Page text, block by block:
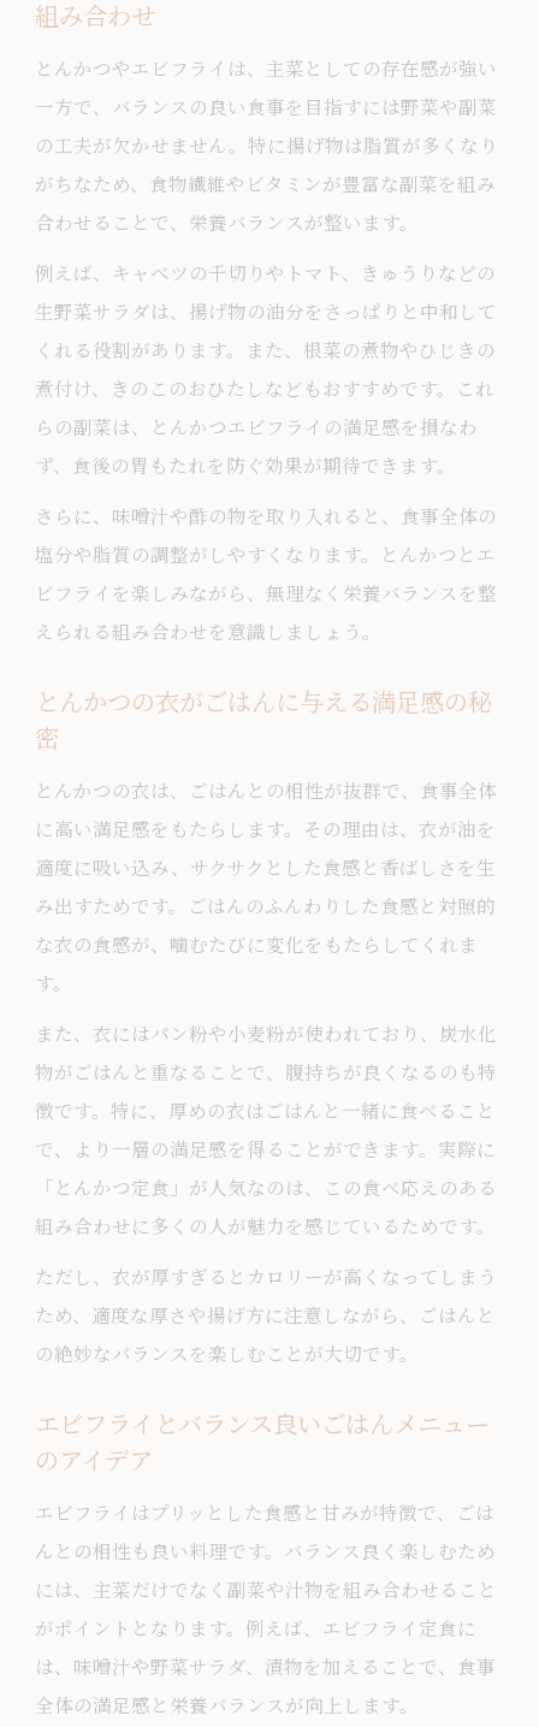
組み合わせ
とんかつやエビフライは、主菜としての存在感が強い
一方で、バランスの良い食事を目指すには野菜や副菜
の工夫が欠かせません。特に揚げ物は脂質が多くなり
がちなため、食物繊維やビタミンが豊富な副菜を組み
合わせることで、栄養バランスが整います。
例えば、キャベツの千切りやトマト、きゅうりなどの
生野菜サラダは、揚げ物の油分をさっぱりと中和して
くれる役割があります。また、根菜の煮物やひじきの
煮付け、きのこのおひたしなどもおすすめです。これ
らの副菜は、とんかつエビフライの満足感を損なわ
ず、食後の胃もたれを防ぐ効果が期待できます。
さらに、味噌汁や酢の物を取り入れると、食事全体の
塩分や脂質の調整がしやすくなります。とんかつとエ
ビフライを楽しみながら、無理なく栄養バランスを整
えられる組み合わせを意識しましょう。
とんかつの衣がごはんに与える満足感の秘
密
とんかつの衣は、ごはんとの相性が抜群で、食事全体
に高い満足感をもたらします。その理由は、衣が油を
適度に吸い込み、サクサクとした食感と香ばしさを生
み出すためです。ごはんのふんわりした食感と対照的
な衣の食感が、噛むたびに変化をもたらしてくれま
す。
また、衣にはパン粉や小麦粉が使われており、炭水化
物がごはんと重なることで、腹持ちが良くなるのも特
徴です。特に、厚めの衣はごはんと一緒に食べること
で、より一層の満足感を得ることができます。実際に
「とんかつ定食」が人気なのは、この食べ応えのある
組み合わせに多くの人が魅力を感じているためです。
ただし、衣が厚すぎるとカロリーが高くなってしまう
ため、適度な厚さや揚げ方に注意しながら、ごはんと
の絶妙なバランスを楽しむことが大切です。
エビフライとバランス良いごはんメニュー
のアイデア
エビフライはプリッとした食感と甘みが特徴で、ごは
んとの相性も良い料理です。バランス良く楽しむため
には、主菜だけでなく副菜や汁物を組み合わせること
がポイントとなります。例えば、エビフライ定食に
は、味噌汁や野菜サラダ、漬物を加えることで、食事
全体の満足感と栄養バランスが向上します。